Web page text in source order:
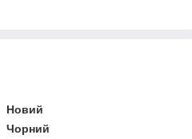
Новий
Чорний